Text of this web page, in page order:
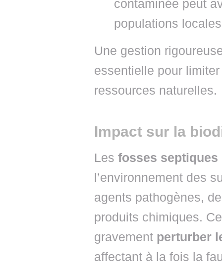
contaminée peut
populations
Une gestion
essentielle pour
ressources naturelles.
Impact sur la
Les fosses
l’environnement des
agents pathogènes,
produits chimiques.
gravement perturber
affectant à la fois la